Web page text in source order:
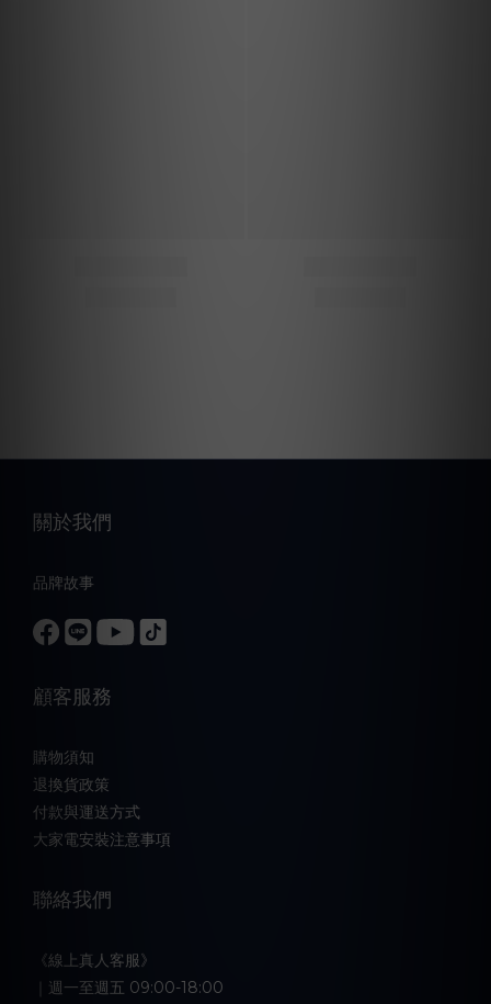
關於我們
品牌故事
顧客服務
購物須知
退換貨政策
付款與運送方式
大家電安裝注意事項
聯絡我們
《線上真人客服》
｜週一至週五 09:00-18:00